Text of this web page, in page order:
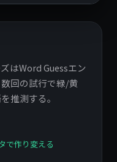
はWord Guessエン
回の試行で緑/黄
推測する。
で作り変える